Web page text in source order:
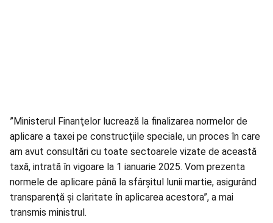
”Ministerul Finanţelor lucrează la finalizarea normelor de
aplicare a taxei pe construcţiile speciale, un proces în care
am avut consultări cu toate sectoarele vizate de această
taxă, intrată în vigoare la 1 ianuarie 2025. Vom prezenta
normele de aplicare până la sfârşitul lunii martie, asigurând
transparenţă şi claritate în aplicarea acestora”, a mai
transmis ministrul.